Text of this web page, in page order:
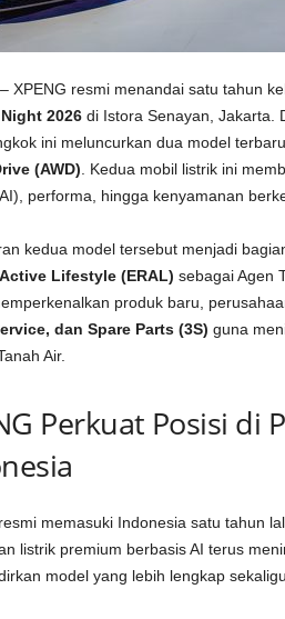
XPENG resmi menandai satu tahun
2026di Istora Senayan, Jakarta.
ini meluncurkan dua model
(AWD) . Kedua mobil listrik ini
performa, hingga kenyamanan
kedua model tersebut menjadi
Lifestyle (ERAL) sebagai Agen
produk baru,
dan Spare Parts (3S) guna
Air.
Perkuat Posisi di
memasuki Indonesia satu tahun
listrik premium berbasis AI terus
model yang lebih lengkap